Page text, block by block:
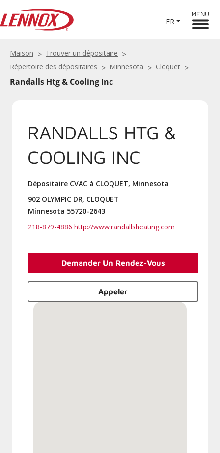
FR
MENU
Maison
Trouver un dépositaire
Répertoire des dépositaires
Minnesota Cloquet
Randalls Htg & Cooling Inc
RANDALLS HTG &
COOLING INC
Dépositaire CVAC à CLOQUET, Minnesota
902 OLYMPIC DR, CLOQUET
Minnesota 55720-2643
218-879-4886 http://www.randallsheating.com
Demander Un Rendez-Vous
Appeler